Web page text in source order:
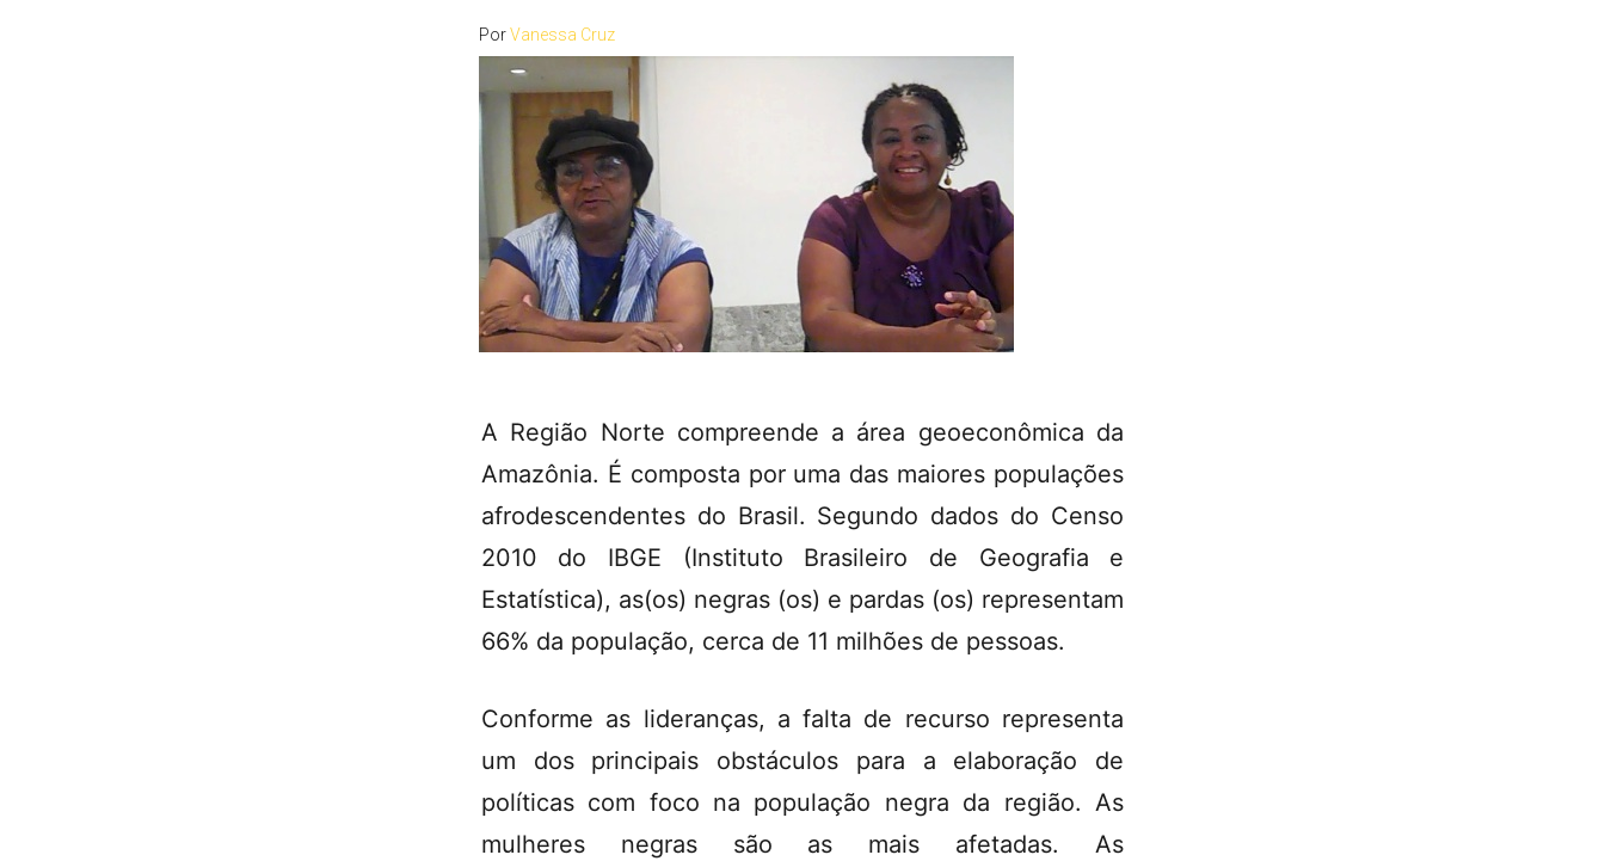
PorVanessa Cruz
A Região Norte compreende a área geoeconômica da
Amazônia. É composta por uma das maiores populações
afrodescendentes do Brasil. Segundo dados do Censo
2010 do IBGE (Instituto Brasileiro de Geografia e
Estatística), as(os) negras (os) e pardas (os) representam
66% da população, cerca de 11 milhões de pessoas.
Conforme as lideranças, a falta de recurso representa
um dos principais obstáculos para a elaboração de
políticas com foco na população negra da região. As
mulheres negras são as mais afetadas. As